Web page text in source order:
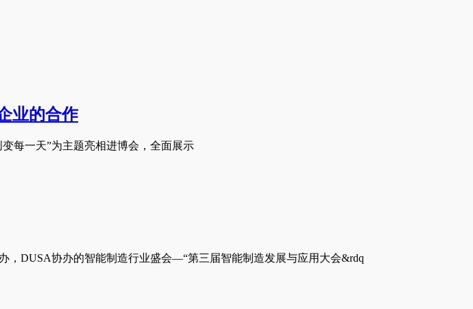
业的合作
每一天”为主题亮相进博会，全面展示
，DUSA协办的智能制造行业盛会—“第三届智能制造发展与应用大会&rdq